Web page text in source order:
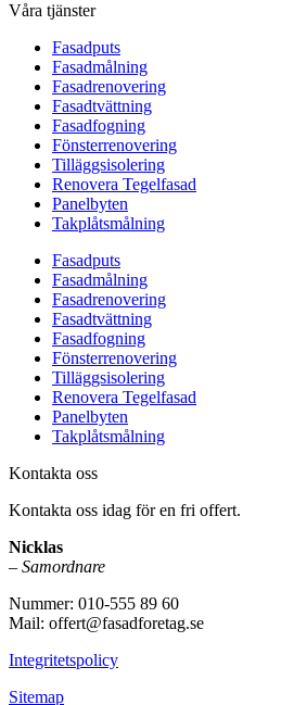
Våra tjänster
Fasadputs
Fasadmålning
Fasadrenovering
Fasadtvättning
Fasadfogning
Fönsterrenovering
Tilläggsisolering
Renovera Tegelfasad
Panelbyten
Takplåtsmålning
Fasadputs
Fasadmålning
Fasadrenovering
Fasadtvättning
Fasadfogning
Fönsterrenovering
Tilläggsisolering
Renovera Tegelfasad
Panelbyten
Takplåtsmålning
Kontakta oss
Kontakta oss idag för en fri offert.
Nicklas
– Samordnare
Nummer: 010-555 89 60
Mail: offert@fasadforetag.se
Integritetspolicy
Sitemap